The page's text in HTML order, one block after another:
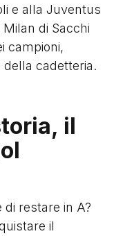
e alla Juventus
di Sacchi
campioni,
della cadetteria.
il
di restare in A?
il